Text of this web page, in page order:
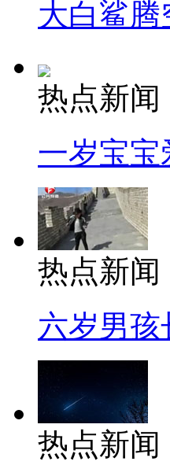
大白鲨腾
热点新闻
一岁宝宝
热点新闻
六岁男
热点新闻